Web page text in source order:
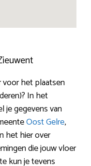
voor het plaatsen
In het
je gegevens van
Oost Gelre,
het hier over
die jouw vloer
kun je tevens